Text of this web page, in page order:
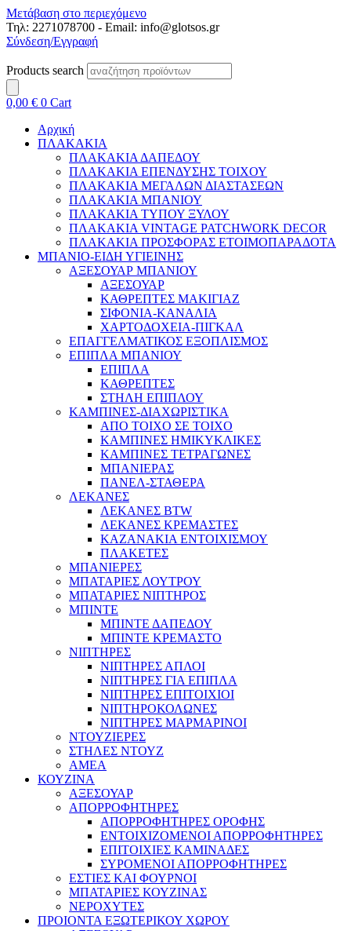
Μετάβαση στο περιεχόμενο
Τηλ: 2271078700 - Email: info@glotsos.gr
Σύνδεση/Εγγραφή
Products search
0,00 € 0 Cart
Αρχική
ΠΛΑΚΑΚΙΑ
ΠΛΑΚΑΚΙΑ ΔΑΠΕΔΟΥ
ΠΛΑΚΑΚΙΑ ΕΠΕΝΔΥΣΗΣ ΤΟΙΧΟΥ
ΠΛΑΚΑΚΙΑ ΜΕΓΑΛΩΝ ΔΙΑΣΤΑΣΕΩΝ
ΠΛΑΚΑΚΙΑ ΜΠΑΝΙΟΥ
ΠΛΑΚΑΚΙΑ ΤΥΠΟΥ ΞΥΛΟΥ
ΠΛΑΚΑΚΙΑ VINTAGE PATCHWORK DECOR
ΠΛΑΚΑΚΙΑ ΠΡΟΣΦΟΡΑΣ ΕΤΟΙΜΟΠΑΡΑΔΟΤΑ
ΜΠΑΝΙΟ-ΕΙΔΗ ΥΓΙΕΙΝΗΣ
ΑΞΕΣΟΥΑΡ ΜΠΑΝΙΟΥ
ΑΞΕΣΟΥΑΡ
ΚΑΘΡΕΠΤΕΣ ΜΑΚΙΓΙΑΖ
ΣΙΦΟΝΙΑ-ΚΑΝΑΛΙΑ
ΧΑΡΤΟΔΟΧΕΙΑ-ΠΙΓΚΑΛ
ΕΠΑΓΓΕΛΜΑΤΙΚΟΣ ΕΞΟΠΛΙΣΜΟΣ
ΕΠΙΠΛΑ ΜΠΑΝΙΟΥ
ΕΠΙΠΛΑ
ΚΑΘΡΕΠΤΕΣ
ΣΤΗΛΗ ΕΠΙΠΛΟΥ
ΚΑΜΠΙΝΕΣ-ΔΙΑΧΩΡΙΣΤΙΚΑ
ΑΠΟ ΤΟΙΧΟ ΣΕ ΤΟΙΧΟ
ΚΑΜΠΙΝΕΣ ΗΜΙΚΥΚΛΙΚΕΣ
ΚΑΜΠΙΝΕΣ ΤΕΤΡΑΓΩΝΕΣ
ΜΠΑΝΙΕΡΑΣ
ΠΑΝΕΛ-ΣΤΑΘΕΡΑ
ΛΕΚΑΝΕΣ
ΛΕΚΑΝΕΣ BTW
ΛΕΚΑΝΕΣ ΚΡΕΜΑΣΤΕΣ
ΚΑΖΑΝΑΚΙΑ ΕΝΤΟΙΧΙΣΜΟΥ
ΠΛΑΚΕΤΕΣ
ΜΠΑΝΙΕΡΕΣ
ΜΠΑΤΑΡΙΕΣ ΛΟΥΤΡΟΥ
ΜΠΑΤΑΡΙΕΣ ΝΙΠΤΗΡΟΣ
ΜΠΙΝΤΕ
ΜΠΙΝΤΕ ΔΑΠΕΔΟΥ
ΜΠΙΝΤΕ ΚΡΕΜΑΣΤΟ
ΝΙΠΤΗΡΕΣ
ΝΙΠΤΗΡΕΣ ΑΠΛΟΙ
ΝΙΠΤΗΡΕΣ ΓΙΑ ΕΠΙΠΛΑ
ΝΙΠΤΗΡΕΣ ΕΠΙΤΟΙΧΙΟΙ
ΝΙΠΤΗΡΟΚΟΛΩΝΕΣ
ΝΙΠΤΗΡΕΣ ΜΑΡΜΑΡΙΝΟΙ
ΝΤΟΥΖΙΕΡΕΣ
ΣΤΗΛΕΣ ΝΤΟΥΖ
ΑΜΕΑ
ΚΟΥΖΙΝΑ
ΑΞΕΣΟΥΑΡ
ΑΠΟΡΡΟΦΗΤΗΡΕΣ
ΑΠΟΡΡΟΦΗΤΗΡΕΣ ΟΡΟΦΗΣ
ΕΝΤΟΙΧΙΖΟΜΕΝΟΙ ΑΠΟΡΡΟΦΗΤΗΡΕΣ
ΕΠΙΤΟΙΧΙΕΣ ΚΑΜΙΝΑΔΕΣ
ΣΥΡΟΜΕΝΟΙ ΑΠΟΡΡΟΦΗΤΗΡΕΣ
ΕΣΤΙΕΣ ΚΑΙ ΦΟΥΡΝΟΙ
ΜΠΑΤΑΡΙΕΣ ΚΟΥΖΙΝΑΣ
ΝΕΡΟΧΥΤΕΣ
ΠΡΟΙΟΝΤΑ ΕΞΩΤΕΡΙΚΟΥ ΧΩΡΟΥ